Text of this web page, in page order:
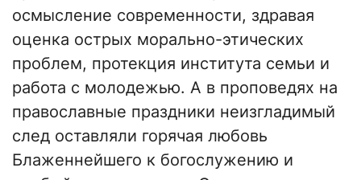
осмысление современности, здравая
оценка острых морально-этических
проблем, протекция института семьи и
работа с молодежью. А в проповедях на
православные праздники неизгладимый
след оставляли горячая любовь
Блаженнейшего к богослужению и